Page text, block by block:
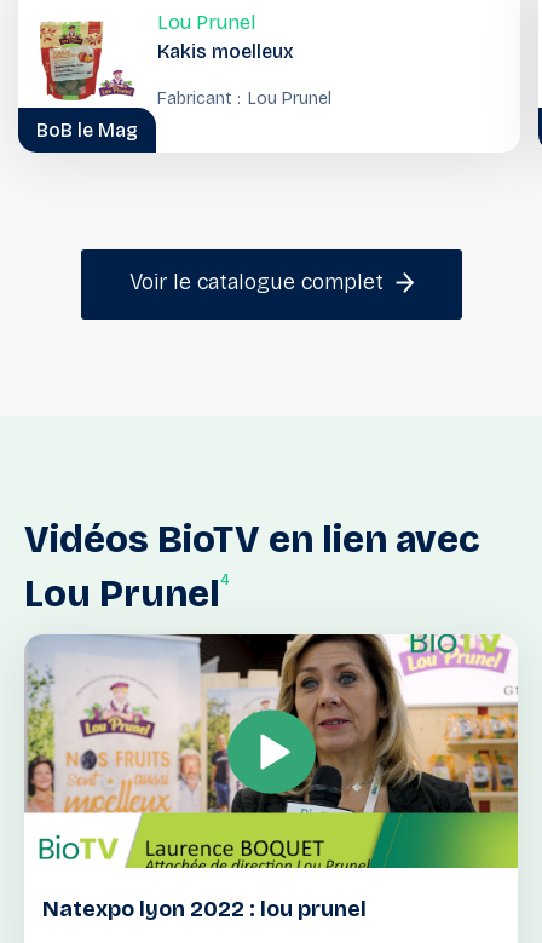
Lou Prunel
Kakis moelleux
Fabricant : Lou Prunel
BoB le Mag
Voir le catalogue complet
Vidéos BioTV en lien avec
Lou Prunel4
Natexpo lyon 2022 : lou prunel